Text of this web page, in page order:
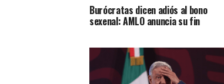
Burócratas dicen adiós al bono
sexenal: AMLO anuncia su fin